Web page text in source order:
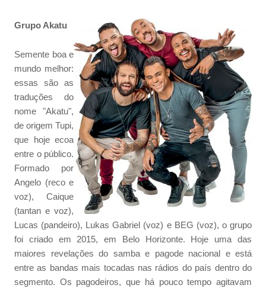
Grupo Akatu
Semente boa e
mundo melhor:
essas são as
traduções do
nome "Akatu",
de origem Tupi,
que hoje ecoa
entre o público.
Formado por
Angelo (reco e
voz), Caique
(tantan e voz),
Lucas (pandeiro), Lukas Gabriel (voz) e BEG (voz), o grupo
foi criado em 2015, em Belo Horizonte. Hoje uma das
maiores revelações do samba e pagode nacional e está
entre as bandas mais tocadas nas rádios do país dentro do
segmento. Os pagodeiros, que há pouco tempo agitavam